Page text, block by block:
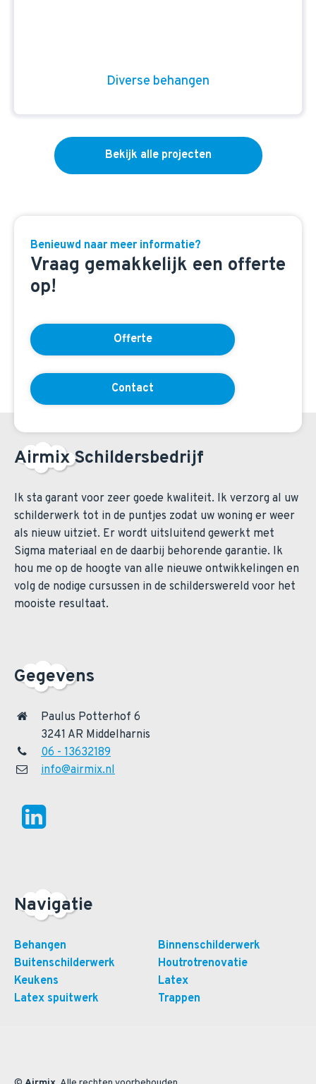
Diverse behangen
Bekijk alle projecten
Benieuwd naar meer informatie?
Vraag gemakkelijk een offerte
op!
Offerte
Contact
Airmix Schildersbedrijf
Ik sta garant voor zeer goede kwaliteit. Ik verzorg al uw
schilderwerk tot in de puntjes zodat uw woning er weer
als nieuw uitziet. Er wordt uitsluitend gewerkt met
Sigma materiaal en de daarbij behorende garantie. Ik
hou me op de hoogte van alle nieuwe ontwikkelingen en
volg de nodige cursussen in de schilderswereld voor het
mooiste resultaat.
Gegevens
Paulus Potterhof 6
3241 AR Middelharnis
06 - 13632189
info@airmix.nl
Navigatie
Behangen
Binnenschilderwerk
Buitenschilderwerk
Houtrotrenovatie
Keukens
Latex
Latex spuitwerk
Trappen